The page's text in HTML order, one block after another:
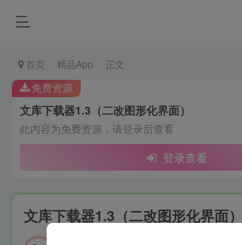
首页 精品App 正文
文库下载器1.3（二改图形化界面）
此内容为免费资源，请登录后查看
登录查看
免费资源
文库下载器1.3（二改图形化界面）